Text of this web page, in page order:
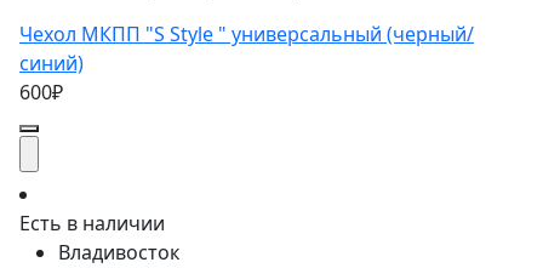
Чехол МКПП "S Style " универсальный (черный/
синий)
600₽
Есть в наличии
Владивосток